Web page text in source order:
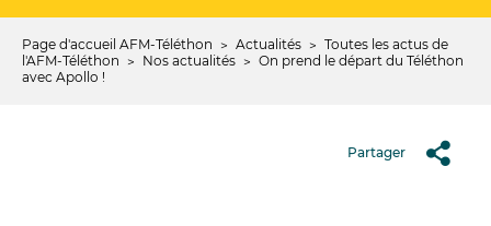
Fil
d'Ariane
Page d'accueil AFM-Téléthon Actualités
Toutes les actus de
l'AFM-Téléthon
Nos actualités
On prend le départ du Téléthon
avec Apollo !
Partager